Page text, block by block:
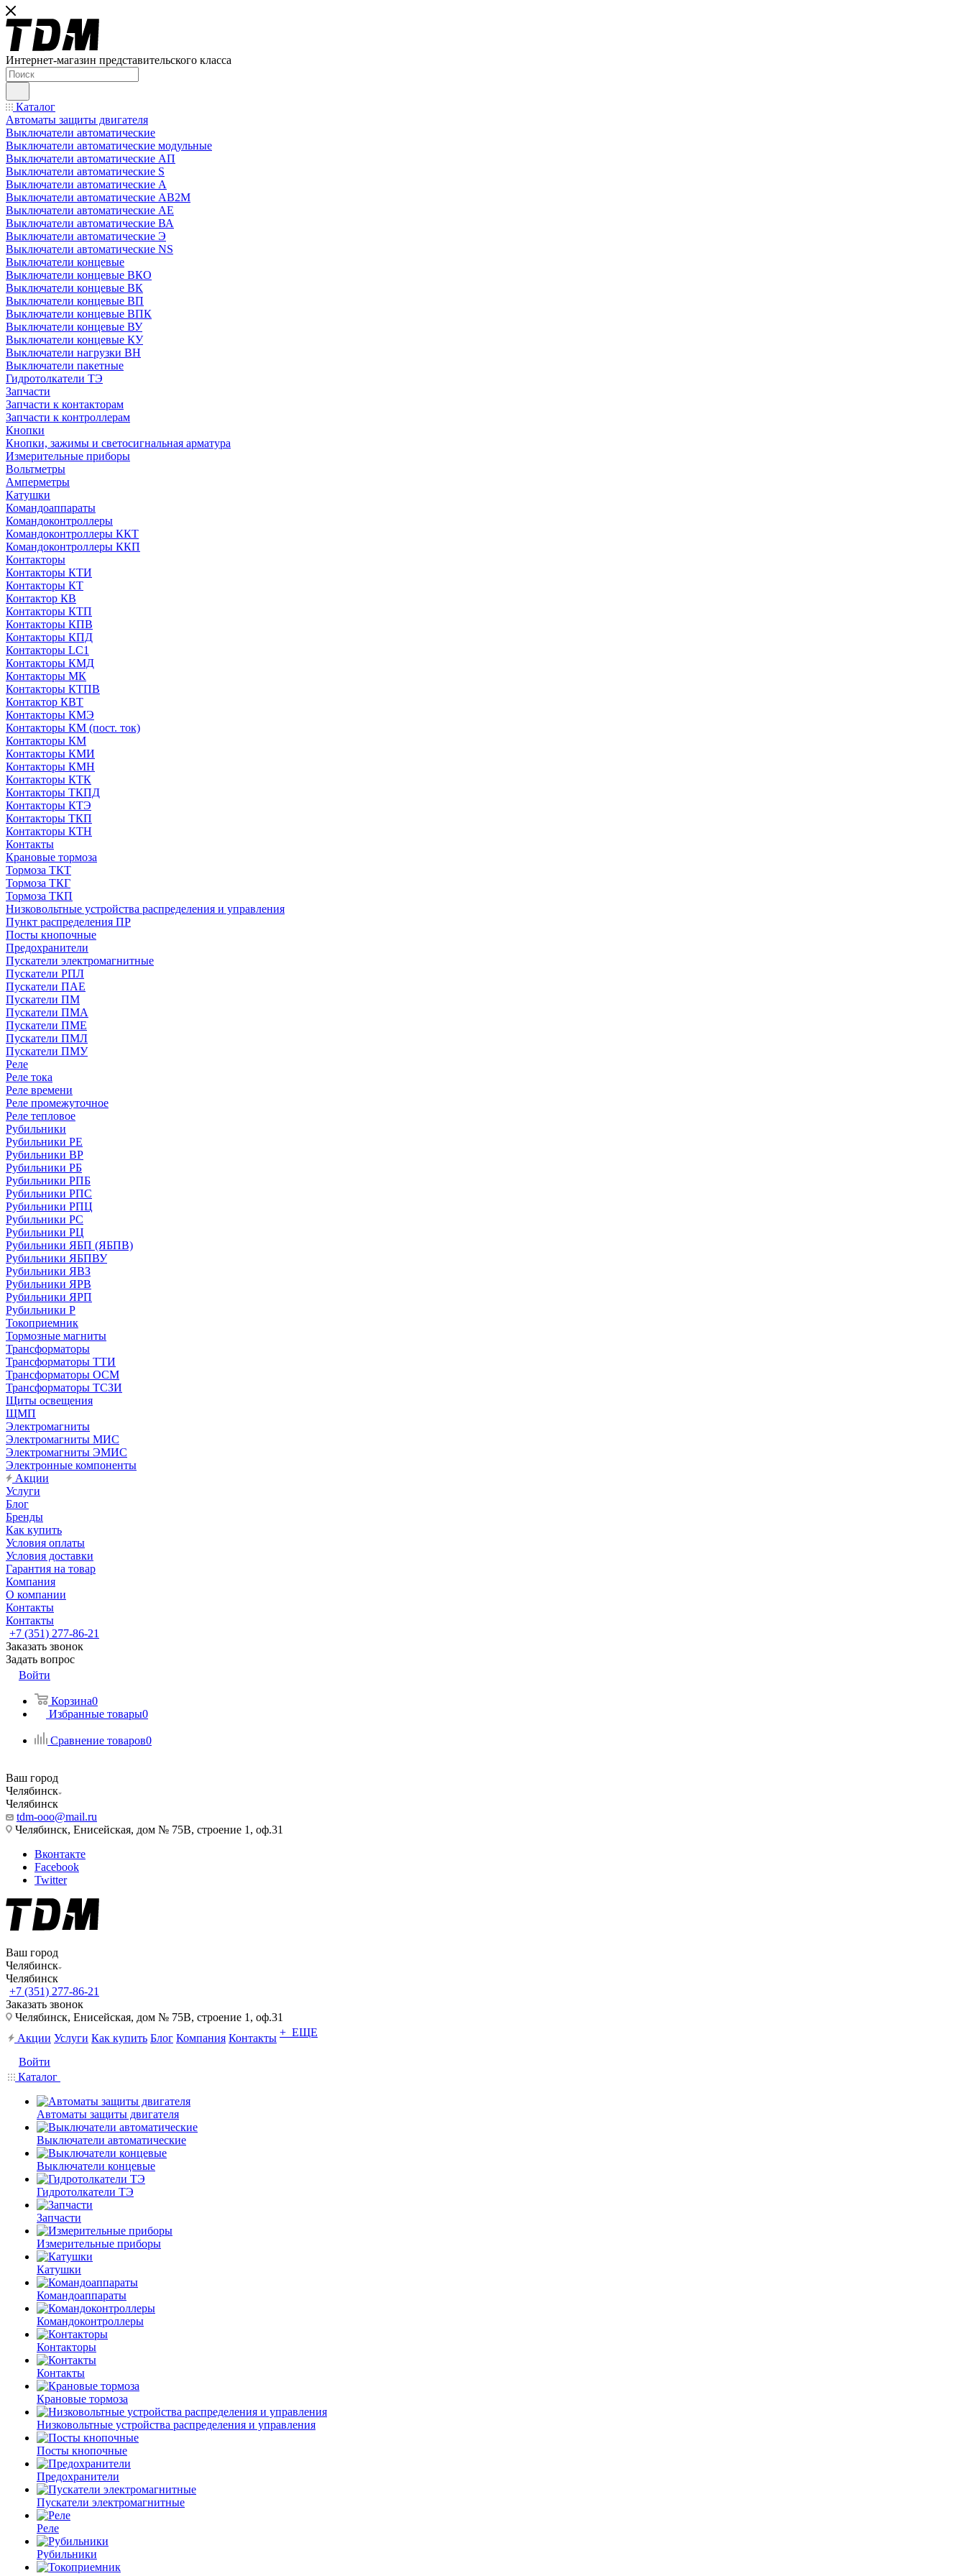
Интернет-магазин представительского класса
Каталог
Автоматы защиты двигателя
Выключатели автоматические
Выключатели автоматические модульные
Выключатели автоматические АП
Выключатели автоматические S
Выключатели автоматические А
Выключатели автоматические АВ2М
Выключатели автоматические АЕ
Выключатели автоматические ВА
Выключатели автоматические Э
Выключатели автоматические NS
Выключатели концевые
Выключатели концевые ВКО
Выключатели концевые ВК
Выключатели концевые ВП
Выключатели концевые ВПК
Выключатели концевые ВУ
Выключатели концевые КУ
Выключатели нагрузки ВН
Выключатели пакетные
Гидротолкатели ТЭ
Запчасти
Запчасти к контакторам
Запчасти к контроллерам
Кнопки
Кнопки, зажимы и светосигнальная арматура
Измерительные приборы
Вольтметры
Амперметры
Катушки
Командоаппараты
Командоконтроллеры
Командоконтроллеры ККТ
Командоконтроллеры ККП
Контакторы
Контакторы КТИ
Контакторы КТ
Контактор КВ
Контакторы КТП
Контакторы КПВ
Контакторы КПД
Контакторы LC1
Контакторы КМД
Контакторы МК
Контакторы КТПВ
Контактор КВТ
Контакторы КМЭ
Контакторы КМ (пост. ток)
Контакторы КМ
Контакторы КМИ
Контакторы КМН
Контакторы КТК
Контакторы ТКПД
Контакторы КТЭ
Контакторы ТКП
Контакторы КТН
Контакты
Крановые тормоза
Тормоза ТКТ
Тормоза ТКГ
Тормоза ТКП
Низковольтные устройства распределения и управления
Пункт распределения ПР
Посты кнопочные
Предохранители
Пускатели электромагнитные
Пускатели РПЛ
Пускатели ПАЕ
Пускатели ПМ
Пускатели ПМА
Пускатели ПМЕ
Пускатели ПМЛ
Пускатели ПМУ
Реле
Реле тока
Реле времени
Реле промежуточное
Реле тепловое
Рубильники
Рубильники РЕ
Рубильники ВР
Рубильники РБ
Рубильники РПБ
Рубильники РПС
Рубильники РПЦ
Рубильники РС
Рубильники РЦ
Рубильники ЯБП (ЯБПВ)
Рубильники ЯБПВУ
Рубильники ЯВЗ
Рубильники ЯРВ
Рубильники ЯРП
Рубильники Р
Токоприемник
Тормозные магниты
Трансформаторы
Трансформаторы ТТИ
Трансформаторы ОСМ
Трансформаторы ТСЗИ
Щиты освещения
ЩМП
Электромагниты
Электромагниты МИС
Электромагниты ЭМИС
Электронные компоненты
Акции
Услуги
Блог
Бренды
Как купить
Условия оплаты
Условия доставки
Гарантия на товар
Компания
О компании
Контакты
Контакты
+7 (351) 277-86-21
Заказать звонок
Задать вопрос
Войти
Корзина0
Избранные товары0
Сравнение товаров0
Ваш город
Челябинск
Челябинск
tdm-ooo@mail.ru
Челябинск, Енисейская, дом № 75В, строение 1, оф.31
Вконтакте
Facebook
Twitter
Ваш город
Челябинск
Челябинск
+7 (351) 277-86-21
Заказать звонок
Челябинск, Енисейская, дом № 75В, строение 1, оф.31
Акции Услуги Как купить Блог Компания Контакты + ЕЩЕ
Войти
Каталог
Автоматы защиты двигателя
Выключатели автоматические
Выключатели концевые
Гидротолкатели ТЭ
Запчасти
Измерительные приборы
Катушки
Командоаппараты
Командоконтроллеры
Контакторы
Контакты
Крановые тормоза
Низковольтные устройства распределения и управления
Посты кнопочные
Предохранители
Пускатели электромагнитные
Реле
Рубильники